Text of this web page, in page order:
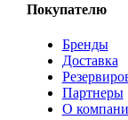
Покупателю
Бренды
Доставка
Партнеры
О